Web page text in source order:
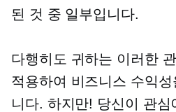
된 것 중 일부입니다.
다행히도 귀하는 이러한
적용하여 비즈니스 수익
니다. 하지만! 당신이 관심